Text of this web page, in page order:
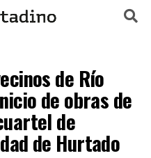
de Río
de obras de
de
de Hurtado